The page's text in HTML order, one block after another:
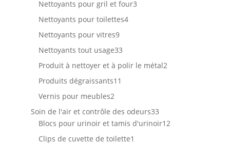
Nettoyants pour gril et four33
Nettoyants pour toilettes44
Nettoyants pour vitres99
produits
Nettoyants tout usage3333
produits
Produit à nettoyer et à polir le métal22
Produits dégraissants11
Vernis pour meubles22
produits
Soin de l'air et contrôle des odeurs3333
produits
Blocs pour urinoir et tamis d'urinoir1212
Clips de cuvette de toilette1